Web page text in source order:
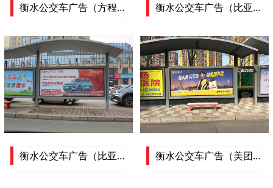
衡水公交车广告（方程豹 钛7）衡水公交车车体广告展示 衡水公交车广告（比亚迪海洋）衡水公交车车体广告展示
衡水公交车广告（比亚迪 王朝）衡水公交车车体广告展示 衡水公交车广告（美团外卖）衡水公交车车体广告展示